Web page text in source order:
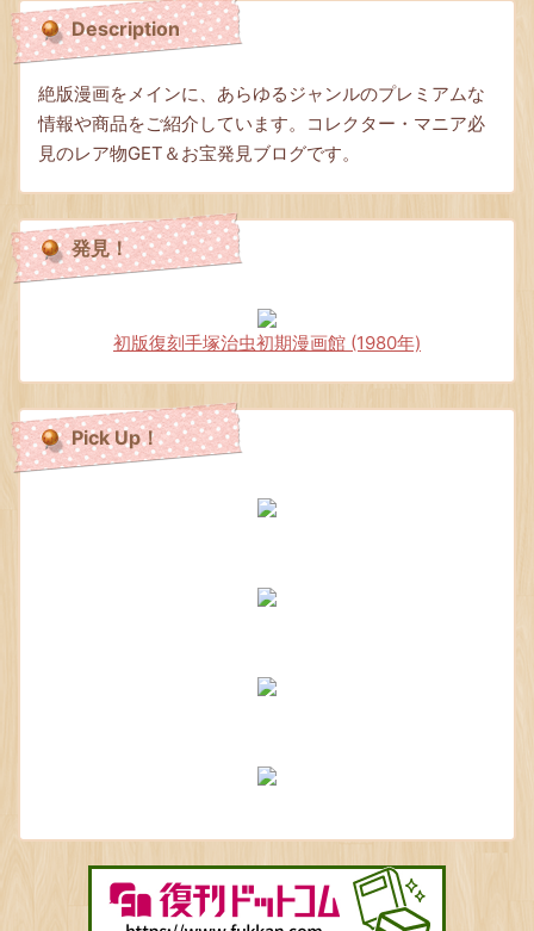
Description
絶版漫画をメインに、あらゆるジャンルのプレミアムな
情報や商品をご紹介しています。コレクター・マニア必
見のレア物GET＆お宝発見ブログです。
発見！
初版復刻手塚治虫初期漫画館 (1980年)
Pick Up！